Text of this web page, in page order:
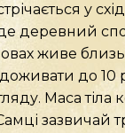
у
деревний
живе
до 10
Маса тіла
зазвичай